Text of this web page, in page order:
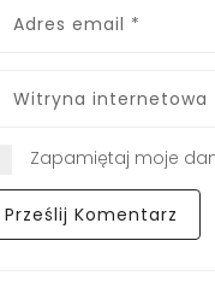
Zapamiętaj moje